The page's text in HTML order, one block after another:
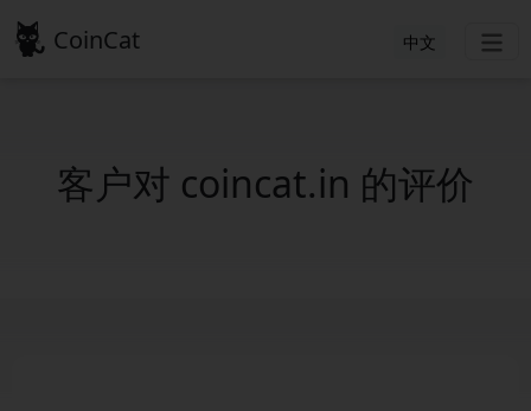
CoinCat 中文
客户对 coincat.in 的评价